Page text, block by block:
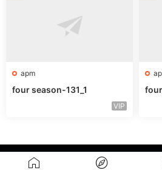
apm
four season-131_1
VIP
广州黛乐贸易有限公司@版权所有 备案